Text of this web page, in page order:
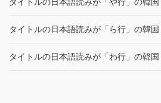
タイトルの日本語読みが「ら行」の韓
タイトルの日本語読みが「わ行」の韓